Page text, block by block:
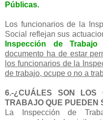
Públicas.
Los funcionarios de la
Social reflejan sus
Inspección de
documento ha de estar
los funcionarios de la
de trabajo, ocupe o no a
6.-¿CUÁLES SON LOS
TRABAJO QUE PUEDEN
La Inspección de